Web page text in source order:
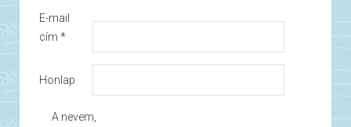
E-mail
cím *
Honlap
A nevem,